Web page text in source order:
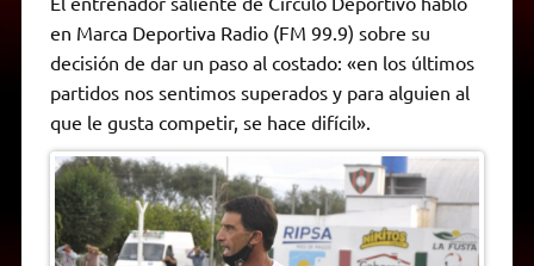
t
s
A
p
p
e
g
r
a
m
t
t
e
r
e
b
o
o
k
s
e
g
e
y
L
n
k
i
l
n
t
F
r
i
n
d
y
en Marca Deportiva Radio (FM 99.9) sobre su
decisión de dar un paso al costado: «en los últimos
partidos nos sentimos superados y para alguien al
que le gusta competir, se hace difícil».